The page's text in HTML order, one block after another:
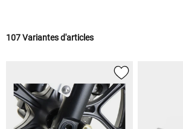
107 Variantes d'articles